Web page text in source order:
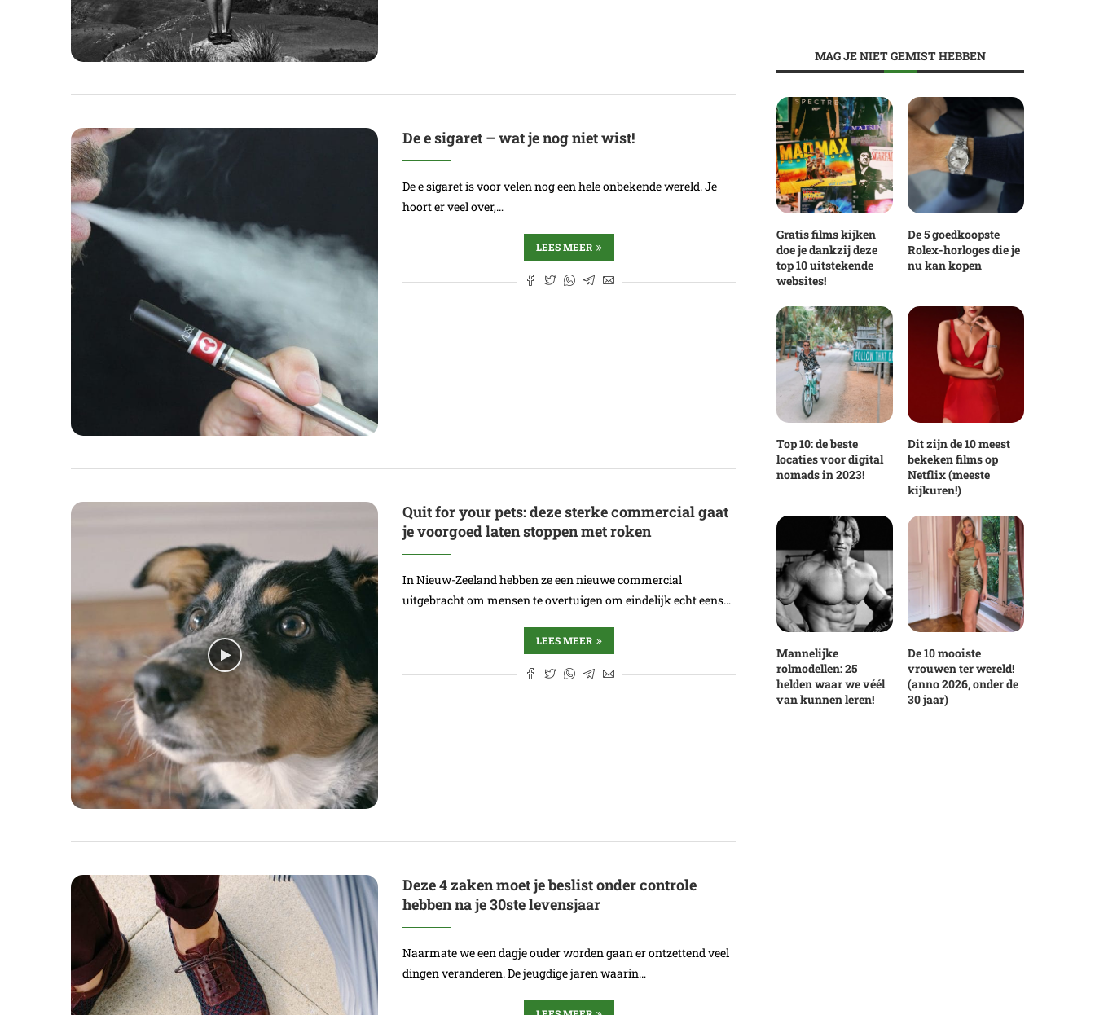
De e sigaret – wat je nog niet wist!
De e sigaret is voor velen nog een hele onbekende wereld. Je
hoort er veel over,…
LEES MEER
Quit for your pets: deze sterke commercial gaat
je voorgoed laten stoppen met roken
In Nieuw-Zeeland hebben ze een nieuwe commercial
uitgebracht om mensen te overtuigen om eindelijk echt eens…
LEES MEER
Deze 4 zaken moet je beslist onder controle
hebben na je 30ste levensjaar
Naarmate we een dagje ouder worden gaan er ontzettend veel
dingen veranderen. De jeugdige jaren waarin…
MAG JE NIET GEMIST HEBBEN
Gratis films kijken
doe je dankzij deze
top 10 uitstekende
websites!
De 5 goedkoopste
Rolex-horloges die je
nu kan kopen
Top 10: de beste
locaties voor digital
nomads in 2023!
Dit zijn de 10 meest
bekeken films op
Netflix (meeste
kijkuren!)
Mannelijke
rolmodellen: 25
helden waar we véél
van kunnen leren!
De 10 mooiste
vrouwen ter wereld!
(anno 2026, onder de
30 jaar)